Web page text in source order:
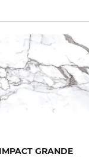
GRANDE